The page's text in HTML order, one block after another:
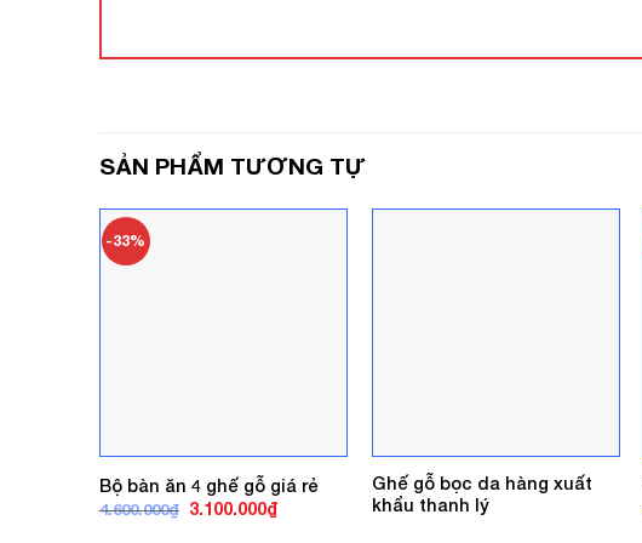
SẢN PHẨM TƯƠNG TỰ
-33%
Bộ bàn ăn 4 ghế gỗ giá rẻ
4.600.000₫ Giá
3.100.000₫Giá
hiện
Ghế gỗ bọc da hàng xuất
khẩu thanh lý